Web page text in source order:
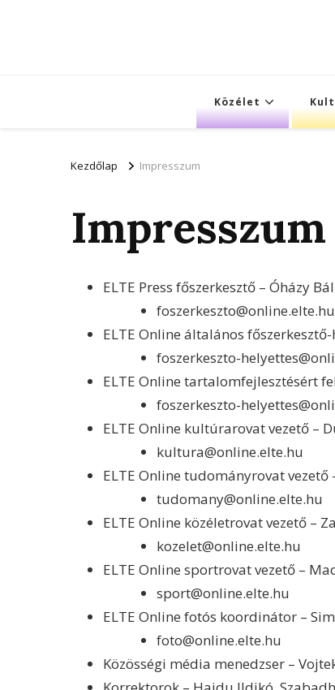
Közélet
Kezdőlap Impresszum
Impresszum
ELTE Press főszerkesztő – Óházy
foszerkeszto@online.elte.hu
ELTE Online általános
foszerkeszto-
ELTE Online tartalomfejlesztésért
foszerkeszto-
ELTE Online kultúrarovat vezető –
kultura@online.elte.hu
ELTE Online tudományrovat vezető
tudomany@online.elte.hu
ELTE Online közéletrovat vezető –
kozelet@online.elte.hu
ELTE Online sportrovat vezető –
sport@online.elte.hu
ELTE Online fotós koordinátor –
foto@online.elte.hu
Közösségi média menedzser –